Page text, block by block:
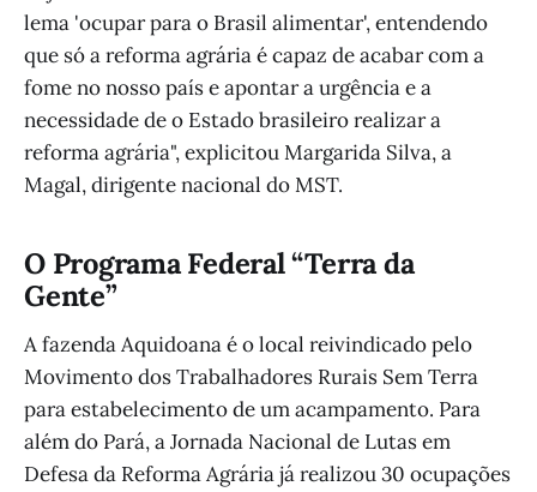
lema 'ocupar para o Brasil alimentar', entendendo
que só a reforma agrária é capaz de acabar com a
fome no nosso país e apontar a urgência e a
necessidade de o Estado brasileiro realizar a
reforma agrária", explicitou Margarida Silva, a
Magal, dirigente nacional do MST.
O Programa Federal “Terra da
Gente”
A fazenda Aquidoana é o local reivindicado pelo
Movimento dos Trabalhadores Rurais Sem Terra
para estabelecimento de um acampamento. Para
além do Pará, a Jornada Nacional de Lutas em
Defesa da Reforma Agrária já realizou 30 ocupações